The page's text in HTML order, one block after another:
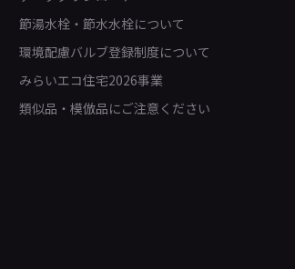
節湯水栓・節水水栓について
環境配慮バルブ登録制度について
みらいエコ住宅2026事業
類似品・模倣品にご注意ください